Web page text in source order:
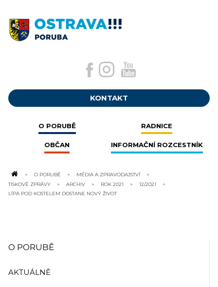
KONTAKT
O PORUBĚ RADNICE
OBČAN INFORMAČNÍ ROZCESTNÍK
O PORUBĚ
MÉDIA A ZPRAVODAJSTVÍ
TISKOVÉ ZPRÁVY
ARCHIV ROK 2021
12/2021
LÍPA POD KOSTELEM DOSTANE NOVÝ ŽIVOT
O PORUBĚ
AKTUÁLNĚ